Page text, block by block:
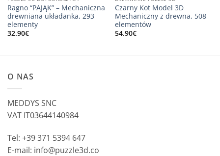
Ragno “PAJĄK” – Mechaniczna
drewniana układanka, 293
elementy
32.90€
Czarny Kot Model 3D
Mechaniczny z drewna, 508
elementów
54.90€
O NAS
MEDDYS SNC
VAT IT03644140984
Tel: +39 371 5394 647
E-mail: info@puzzle3d.co